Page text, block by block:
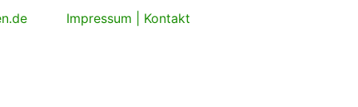
Impressum Kontakt